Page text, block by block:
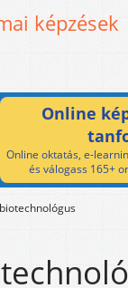
képzések
Online
Online oktatás, e-
és válogass 165+